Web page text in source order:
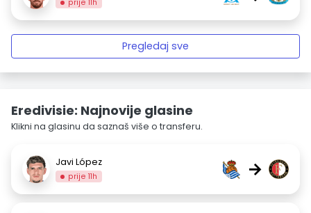
prije 11h
Pregledaj sve
Eredivisie: Najnovije glasine
Klikni na glasinu da saznaš više o transferu.
Javi López
prije 11h →